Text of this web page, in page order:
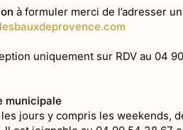
à formuler merci de l’adresser
uniquement sur RDV au 04
municipale
jours y compris les weekends,